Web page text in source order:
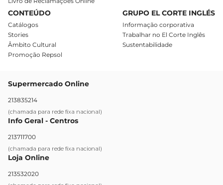
CONTEÚDO
Catálogos
Stories
Âmbito Cultural
Promoção Repsol
GRUPO EL CORTE INGLÉS
Informação corporativa
Trabalhar no El Corte Inglês
Sustentabilidade
Supermercado Online
213835214
(chamada para rede fixa nacional)
Info Geral - Centros
213711700
(chamada para rede fixa nacional)
Loja Online
213532020